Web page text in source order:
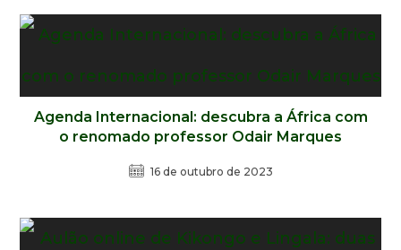
Agenda Internacional: descubra a África com
o renomado professor Odair Marques
16 de outubro de 2023